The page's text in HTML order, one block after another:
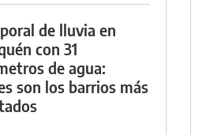
de lluvia en
con 31
de agua:
son los barrios más